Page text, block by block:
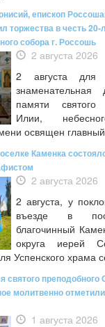
епископ
торжества в честь 20-
собора г. Россошь
2 августа 2026
2 августа для
памяти
Илии,
освящен
Каменка
2 августа 2026
2 августа, у
въезде в
благочинный
округа иерей
Успенского храма
святого
молитвенно
1 августа 2026